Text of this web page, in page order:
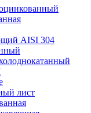
AISI 304
лист